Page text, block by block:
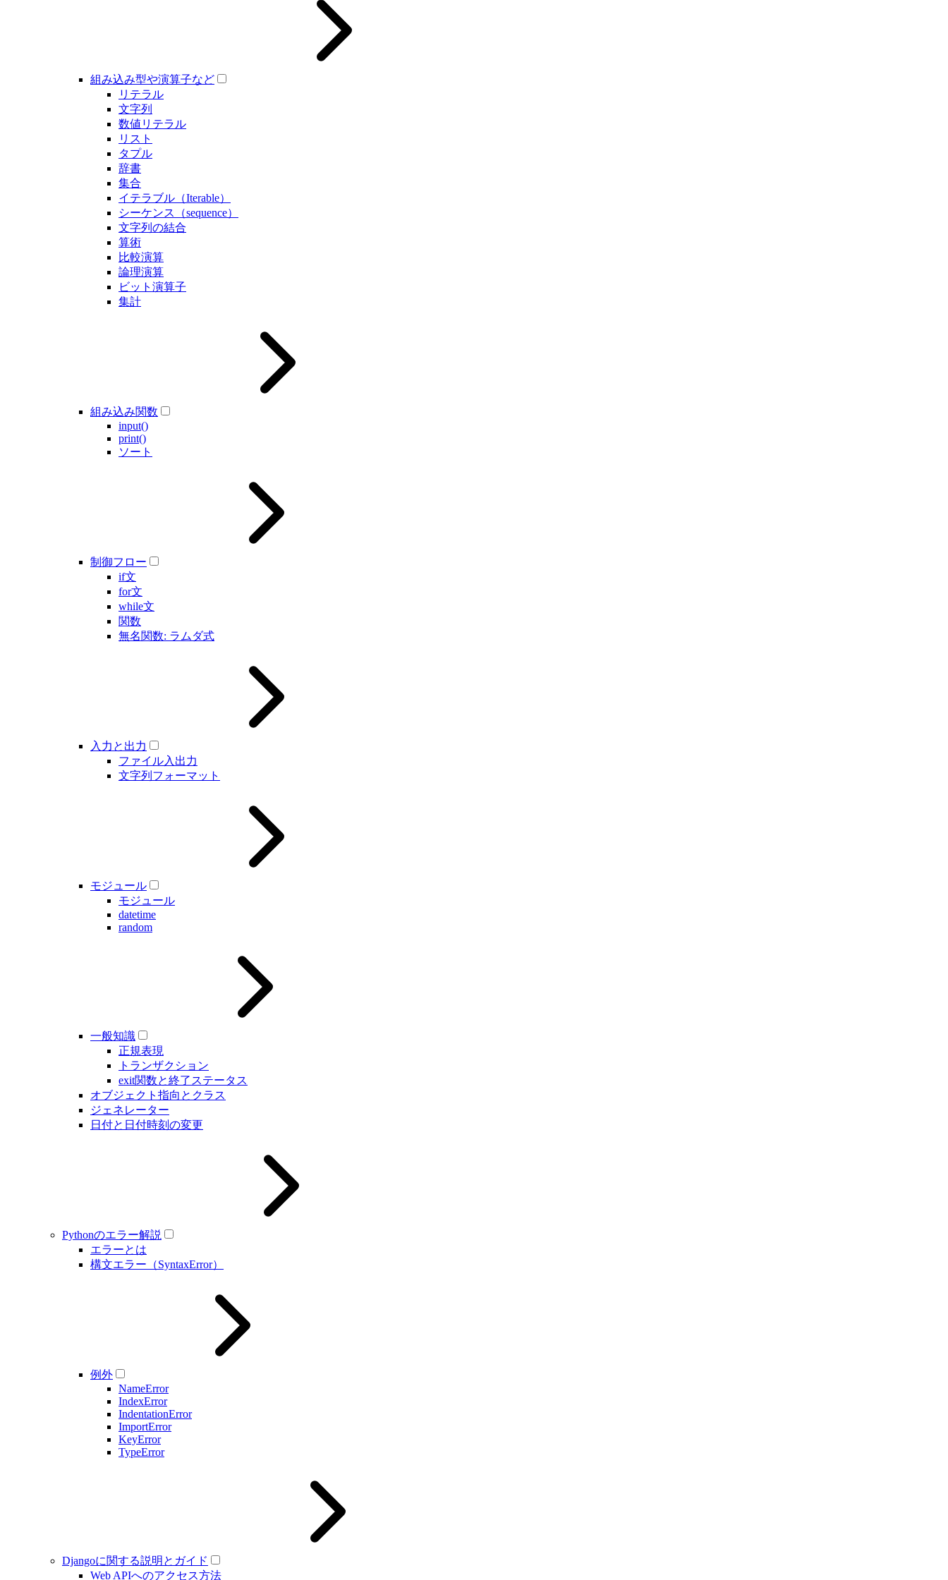
組み込み型や演算子など
リテラル
文字列
数値リテラル
リスト
タプル
辞書
集合
イテラブル（Iterable）
シーケンス（sequence）
文字列の結合
算術
比較演算
論理演算
ビット演算子
集計
組み込み関数
input()
print()
ソート
制御フロー
if文
for文
while文
関数
無名関数: ラムダ式
入力と出力
ファイル入出力
文字列フォーマット
モジュール
モジュール
datetime
random
一般知識
正規表現
トランザクション
exit関数と終了ステータス
オブジェクト指向とクラス
ジェネレーター
日付と日付時刻の変更
Pythonのエラー解説
エラーとは
構文エラー（SyntaxError）
例外
NameError
IndexError
IndentationError
ImportError
KeyError
TypeError
Djangoに関する説明とガイド
Web APIへのアクセス方法